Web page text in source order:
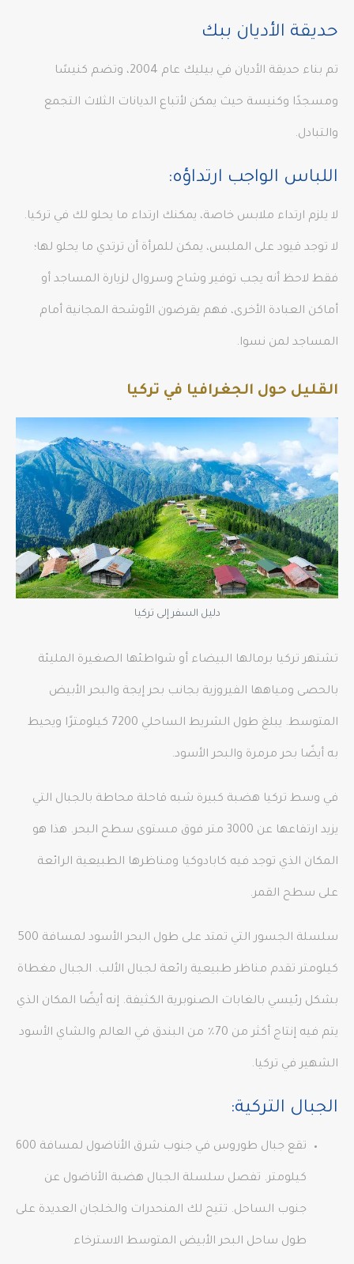
حديقة الأديان ببك
تم بناء حديقة الأديان في بيليك عام 2004، وتضم كنيسًا
ومسجدًا وكنيسة حيث يمكن لأتباع الديانات الثلاث التجمع
والتبادل.
اللباس الواجب ارتداؤه:
لا يلزم ارتداء ملابس خاصة، يمكنك ارتداء ما يحلو لك في تركيا.
لا توجد قيود على الملبس، يمكن للمرأة أن ترتدي ما يحلو لها؛
فقط لاحظ أنه يجب توفير وشاح وسروال لزيارة المساجد أو
أماكن العبادة الأخرى، فهم يقرضون الأوشحة المجانية أمام
المساجد لمن نسوا.
القليل حول الجغرافيا في تركيا
دليل السفر إلى تركيا
تشتهر تركيا برمالها البيضاء أو شواطئها الصغيرة المليئة
بالحصى ومياهها الفيروزية بجانب بحر إيجة والبحر الأبيض
المتوسط. يبلغ طول الشريط الساحلي 7200 كيلومترًا ويحيط
به أيضًا بحر مرمرة والبحر الأسود.
في وسط تركيا هضبة كبيرة شبه قاحلة محاطة بالجبال التي
يزيد ارتفاعها عن 3000 متر فوق مستوى سطح البحر. هذا هو
المكان الذي توجد فيه كابادوكيا ومناظرها الطبيعية الرائعة
على سطح القمر.
سلسلة الجسور التي تمتد على طول البحر الأسود لمسافة 500
كيلومتر تقدم مناظر طبيعية رائعة لجبال الألب. الجبال مغطاة
بشكل رئيسي بالغابات الصنوبرية الكثيفة. إنه أيضًا المكان الذي
يتم فيه إنتاج أكثر من 70٪ من البندق في العالم والشاي الأسود
الشهير في تركيا.
الجبال التركية:
تقع جبال طوروس في جنوب شرق الأناضول لمسافة 600
كيلومتر. تفصل سلسلة الجبال هضبة الأناضول عن
جنوب الساحل. تتيح لك المنحدرات والخلجان العديدة على
طول ساحل البحر الأبيض المتوسط ​​الاسترخاء